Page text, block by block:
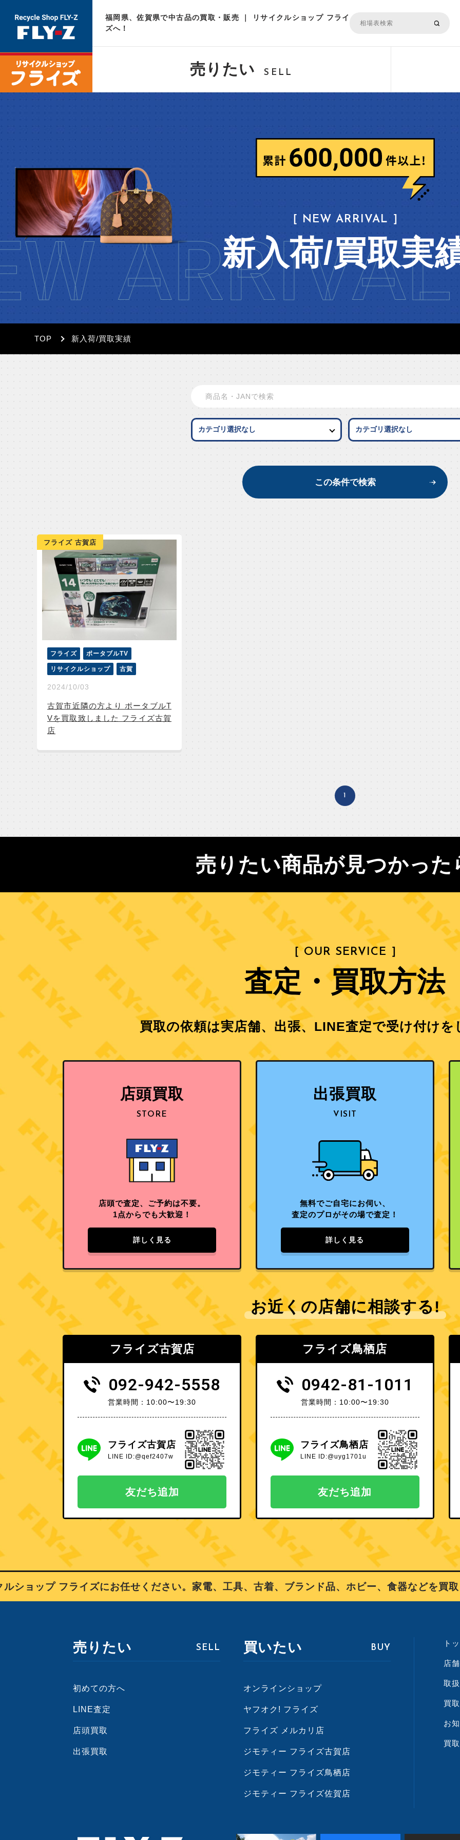
福岡県、佐賀県で中古品の買取・販売 ｜ リサイクルショップ フライ
ズへ！
売りたい SELL
ARRIVAL
［ NEW ARRIVAL ］
新入荷/買取実
TOP 新入荷/買取実績
この条件で検索
フライズ 古賀店
フライズ ポータブルTV
リサイクルショップ 古賀
2024/10/03
古賀市近隣の方より ポータブルT
Vを買取致しました フライズ古賀
店
1
売りたい商品が見つかっ
［ OUR SERVICE ］
査定・買取方法
買取の依頼は実店舗、出張、LINE査定で受け付けを
店頭買取
STORE
店頭で査定、ご予約は不要。
1点からでも大歓迎！
詳しく見る
出張買取
VISIT
無料でご自宅にお伺い、
査定のプロがその場で査定！
詳しく見る
お近くの店舗に相談する!
フライズ古賀店
092-942-5558
営業時間：10:00〜19:30
フライズ古賀店
LINE ID:@qef2407w
友だち追加
フライズ鳥栖店
0942-81-1011
営業時間：10:00〜19:30
フライズ鳥栖店
LINE ID:@uyg1701u
友だち追加
ップ フライズにお任せください。家電、工具、古着、ブランド品、ホビー、食器などを買取
売りたい SELL
初めての方へ
LINE査定
店頭買取
出張買取
買いたい BUY
オンラインショップ
ヤフオク! フライズ
フライズ メルカリ店
ジモティー フライズ古賀店
ジモティー フライズ鳥栖店
ジモティー フライズ佐賀店
ト
店
取
買
お
買